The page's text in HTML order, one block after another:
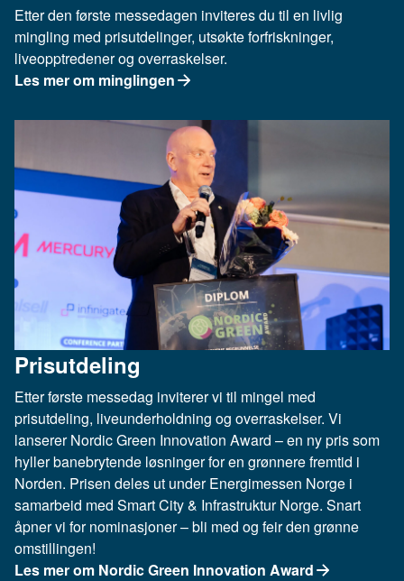
Etter den første messedagen inviteres du til en livlig
mingling med prisutdelinger, utsøkte forfriskninger,
liveopptredener og overraskelser.
Les mer om minglingen
Prisutdeling
Etter første messedag inviterer vi til mingel med
prisutdeling, liveunderholdning og overraskelser. Vi
lanserer Nordic Green Innovation Award – en ny pris som
hyller banebrytende løsninger for en grønnere fremtid i
Norden. Prisen deles ut under Energimessen Norge i
samarbeid med Smart City & Infrastruktur Norge. Snart
åpner vi for nominasjoner – bli med og feir den grønne
omstillingen!
Les mer om Nordic Green Innovation Award